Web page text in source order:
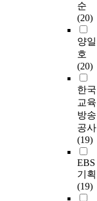
순
(20)
양일
호
(20)
한국
교육
방송
공사
(19)
EBS
기획
(19)